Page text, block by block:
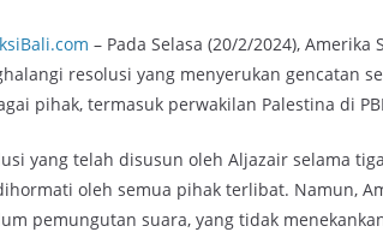
– Pada Selasa (20/2/2024),
resolusi yang menyerukan gencatan
pihak, termasuk perwakilan Palestina di
yang telah disusun oleh Aljazair selama
oleh semua pihak terlibat. Namun,
pemungutan suara, yang tidak